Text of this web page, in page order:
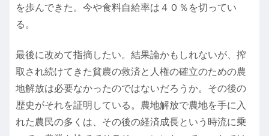
を歩んできた。今や食料自給率は４０％を切ってい
る。
最後に改めて指摘したい。結果論かもしれないが、搾
取され続けてきた貧農の救済と人権の確立のための農
地解放は必要なかったのではないだろうか。その後の
歴史がそれを証明している。農地解放で農地を手に入
れた農民の多くは、その後の経済成長という時流に乗